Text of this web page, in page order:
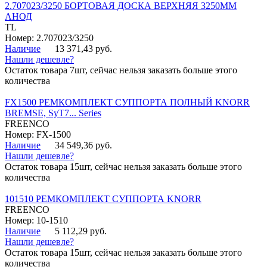
2.707023/3250 БОРТОВАЯ ДОСКА ВЕРХНЯЯ 3250ММ
АНОД
TL
Номер: 2.707023/3250
Наличие
13 371,43 руб.
Нашли дешевле?
Остаток товара 7шт, сейчас нельзя заказать больше этого
количества
FX1500 РЕМКОМПЛЕКТ СУППОРТА ПОЛНЫЙ KNORR
BREMSE, SyT7... Series
FREENCO
Номер: FX-1500
Наличие
34 549,36 руб.
Нашли дешевле?
Остаток товара 15шт, сейчас нельзя заказать больше этого
количества
101510 РЕМКОМПЛЕКТ СУППОРТА KNORR
FREENCO
Номер: 10-1510
Наличие
5 112,29 руб.
Нашли дешевле?
Остаток товара 15шт, сейчас нельзя заказать больше этого
количества